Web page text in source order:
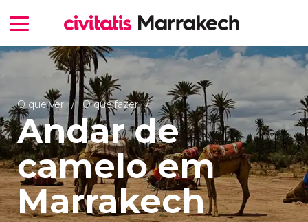
O que ver O que fazer
Andar de
camelo em
Marrakech